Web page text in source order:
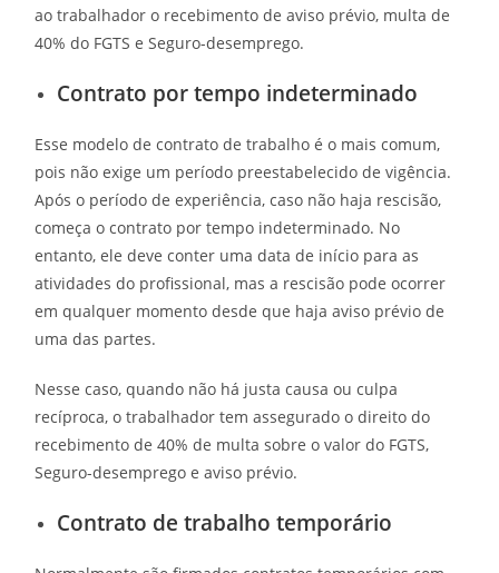
ao trabalhador o recebimento de aviso prévio, multa de
40% do FGTS e Seguro-desemprego.
Contrato por tempo indeterminado
Esse modelo de contrato de trabalho é o mais comum,
pois não exige um período preestabelecido de vigência.
Após o período de experiência, caso não haja rescisão,
começa o contrato por tempo indeterminado. No
entanto, ele deve conter uma data de início para as
atividades do profissional, mas a rescisão pode ocorrer
em qualquer momento desde que haja aviso prévio de
uma das partes.
Nesse caso, quando não há justa causa ou culpa
recíproca, o trabalhador tem assegurado o direito do
recebimento de 40% de multa sobre o valor do FGTS,
Seguro-desemprego e aviso prévio.
Contrato de trabalho temporário